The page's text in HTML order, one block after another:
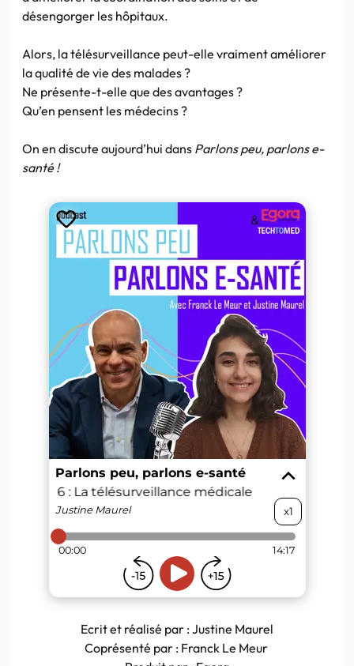
désengorger les hôpitaux.
Alors, la télésurveillance peut-elle vraiment améliorer
la qualité de vie des malades ?
Ne présente-t-elle que des avantages ?
Qu’en pensent les médecins ?
On en discute aujourd’hui dans Parlons peu, parlons e-
santé !
Ecrit et réalisé par : Justine Maurel
Coprésenté par : Franck Le Meur